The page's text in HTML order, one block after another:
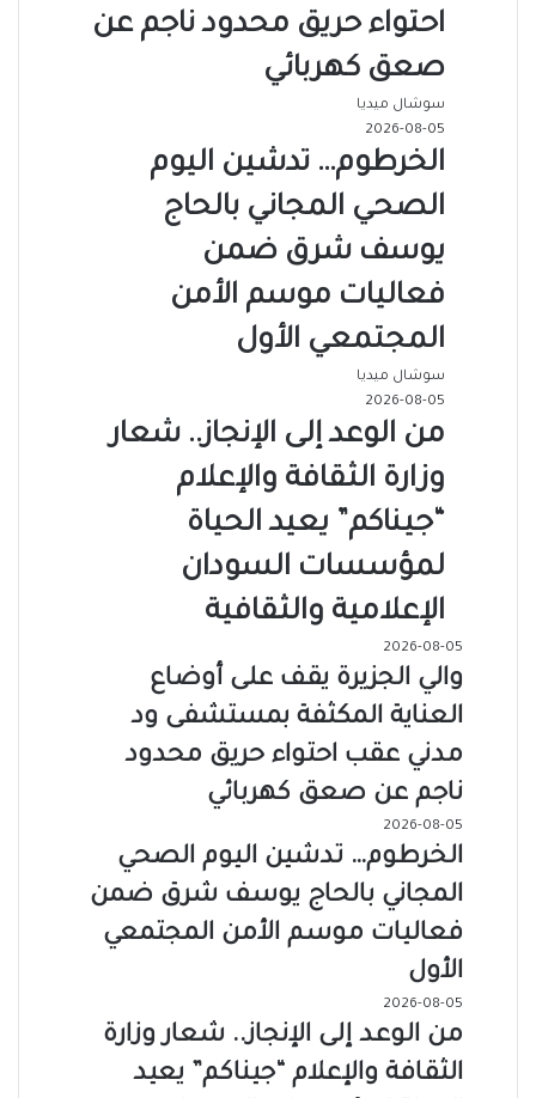
احتواء حريق محدود ناجم عن
صعق كهربائي
سوشال ميديا
2026-08-05
الخرطوم… تدشين اليوم
الصحي المجاني بالحاج
يوسف شرق ضمن
فعاليات موسم الأمن
المجتمعي الأول
سوشال ميديا
2026-08-05
من الوعد إلى الإنجاز.. شعار
وزارة الثقافة والإعلام
“جيناكم” يعيد الحياة
لمؤسسات السودان
الإعلامية والثقافية
2026-08-05
والي الجزيرة يقف على أوضاع
العناية المكثفة بمستشفى ود
مدني عقب احتواء حريق محدود
ناجم عن صعق كهربائي
2026-08-05
الخرطوم… تدشين اليوم الصحي
المجاني بالحاج يوسف شرق ضمن
فعاليات موسم الأمن المجتمعي
الأول
2026-08-05
من الوعد إلى الإنجاز.. شعار وزارة
الثقافة والإعلام “جيناكم” يعيد